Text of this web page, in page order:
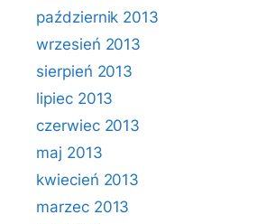
październik 2013
wrzesień 2013
sierpień 2013
lipiec 2013
czerwiec 2013
maj 2013
kwiecień 2013
marzec 2013